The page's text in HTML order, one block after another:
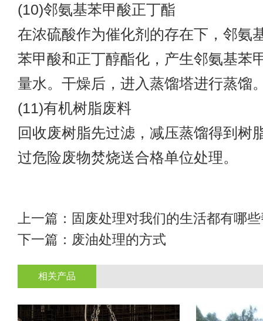
(10)邻氨基苯甲酸正丁酯
在浓硫酸作为催化剂的存在下，邻氨
苯甲酸和正丁醇酯化，产生邻氨基苯
量水。干燥后，进入蒸馏塔进行蒸馏
(11)有机树脂废料
回收废树脂先过滤，减压蒸馏得到树
过危险废物焚烧送合格单位处理。
上一篇： 固废处理对我们的生活都有哪
下一篇： 废油处理的方式
相关产品